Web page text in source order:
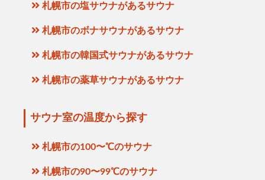
札幌市の塩サウナがあるサウナ
札幌市のボナサウナがあるサウナ
札幌市の韓国式サウナがあるサウナ
札幌市の薬草サウナがあるサウナ
サウナ室の温度から探す
札幌市の100〜℃のサウナ
札幌市の90〜99℃のサウナ